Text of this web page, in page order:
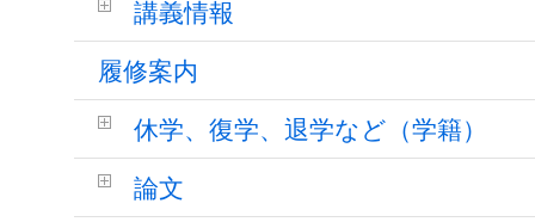
講義情報
履修案内
休学、復学、退学など（学籍）
論文